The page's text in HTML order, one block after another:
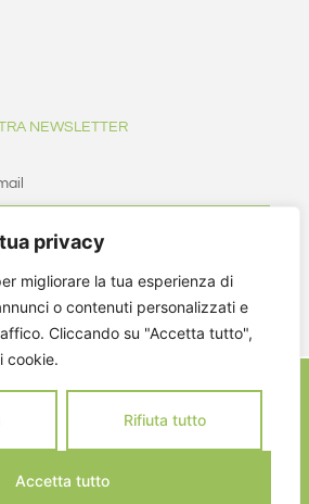
privacy
migliorare la tua esperienza di
o contenuti personalizzati e
Cliccando su "Accetta tutto",
cookie.
Rifiuta tutto
Accetta tutto
NEWSLETTER